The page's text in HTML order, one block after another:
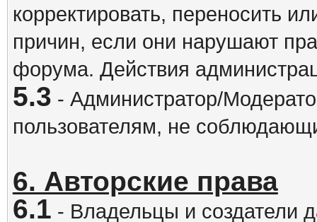
корректировать, переносить
причин, если они нарушают
форума. Действия
5.3 - Администратор/
пользователям, не
6. Авторские права
6.1 - Владельцы и создатели